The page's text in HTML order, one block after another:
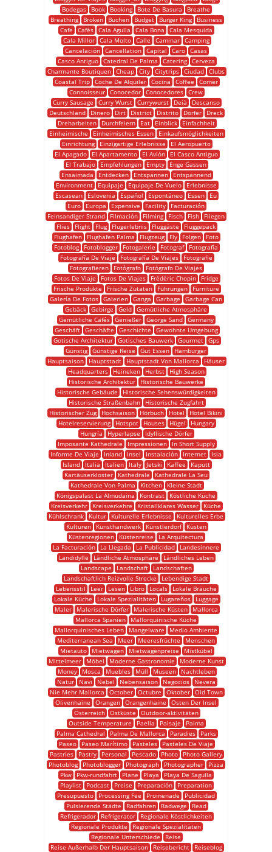
Bodegas
Book Booking Bote De Basura
Breathe
Breathing
Broken Buchen Budget Burger King
Business
Cafe
Cafés Cala Agulla Cala Bona
Cala Mesquida
Cala Millor
Cala Molto Calle Caminar
Camping
Cancelación Cancellation Capital Caro Casas
Casco Antiguo
Catedral De Palma Catering
Cerveza
Charmante Boutiquen Cheap City Citytrips Ciudad Clubs
Coastal Trip
Coche De Alquiler Cocina Coffee
Comer
Connoisseur Conocedor Conocedores Crew
Curry Sausage
Curry Wurst Currywurst Deià
Descanso
Deutschland
Dinero Dirt District Distrito Dörfer
Dreck
Dreharbeiten
Durchfeiern Eat Einblick
Einfachheit
Einheimische
Einheimisches Essen
Einkaufsmöglichkeiten
Einrichtung
Einzigartige Erlebnisse
El Aeropuerto
El Apagado
El Apartamento El Avión
El Casco Antiguo
El Trabajo
Empfehlungen Empty
Enge Gassen
Ensaimada
Entdecken Entspannen
Entspannend
Environment
Equipaje Equipaje De Vuelo
Erlebnisse
Escasean
Eslovenia Español Espontáneo Essen
Eu
Euro
Europa Expensive Facility
Facturación
Feinsandiger Strand
Filmación Filming Fisch Fish
Fliegen
Flies
Flight Flug Flugerlebnis Fluggäste
Fluggepäck
Flughafen
Flughafen Palma Flugzeug Fly Folgen
Foto
Fotoblog
Fotoblogger Fotogalerie Fotograf
Fotografía
Fotografía De Viaje
Fotografía De Viajes
Fotografie
Fotografieren
Fotógrafo
Fotógrafo De Viajes
Fotos De Viaje
Fotos De Viajes Frédéric Chopin
Fridge
Frische Produkte
Frische Zutaten Führungen
Furniture
Galería De Fotos Galerien Ganga Garbage
Garbage Can
Gebäck Gebirge Geld Gemütliche Atmosphäre
Gemütliche Cafés
Genießer George Sand
Germany
Geschäft
Geschäfte Geschichte
Gewohnte Umgebung
Gotische Architektur
Gotisches Bauwerk Gourmet
Gps
Günstig Günstige Reise Gut Essen
Hamburger
Hauptsaison
Hauptstadt Hauptstadt Von Mallorca
Häuser
Headquarters
Heineken Herbst
High Season
Historische Architektur
Historische Bauwerke
Historische Gebäude
Historische Sehenswürdigkeiten
Historische Straßenbahn
Historische Zugfahrt
Historischer Zug
Hochsaison Hörbuch Hotel
Hotel Bikini
Hotelreservierung
Hotspot Houses Hügel
Hungary
Hungría
Hyperlapse
Idyllische Dörfer
Imposante Kathedrale
Impressionen
In Short Supply
Informe De Viaje
Inland Insel Instalación Internet
Isla
Island
Italia Italien Italy Jetski Kaffee
Kaputt
Kartäuserkloster
Kathedrale
Kathedrale La Seu
Kathedrale Von Palma
Kitchen
Kleine Stadt
Königspalast La Almudaina
Kontrast
Köstliche Küche
Kreisverkehr
Kreisverkehre Kristallklares Wasser
Küche
Kühlschrank
Kultur Kulturelle Erlebnisse
Kulturelles Erbe
Kulturen
Kunsthandwerk Künstlerdorf
Küsten
Küstenregionen
Küstenreise
La Arquitectura
La Facturación
La Llegada La Publicidad
Landesinnere
Landidylle
Ländliche Atmosphäre
Ländliches Leben
Landscape
Landschaft
Landschaften
Landschaftlich Reizvolle Strecke
Lebendige Stadt
Lebensstil
Leer Lesen Libro Locals
Lokale Bräuche
Lokale Küche
Lokale Spezialitäten Lugareños
Luggage
Maler
Malerische Dörfer Malerische Küsten
Mallorca
Mallorca Spanien
Mallorquinische Küche
Mallorquinisches Leben
Mangelware
Medio Ambiente
Mediterranean Sea
Meer Meeresfrüchte
Menschen
Mietauto
Mietwagen Mietwagenpreise
Mistkübel
Mittelmeer
Möbel Moderne Gastronomie
Moderne Kunst
Money
Mosca Muebles Müll Museen
Nachtleben
Natur
Navi Nebel Nebensaison Negocios
Nevera
Nie Mehr Mallorca
October Octubre Oktober
Old Town
Olivenhaine
Orangen Orangenhaine
Osten Der Insel
Österreich
Ostküste
Outdoor-aktivitäten
Outside Temperature
Paella Paisaje
Palma
Palma Cathedral
Palma De Mallorca Paradies
Parks
Paseo
Paseo Marítimo Pasteles
Pasteles De Viaje
Pastries
Pastry Personal Pescado Photo
Photo Gallery
Photoblog
Photoblogger Photograph Photographer
Pizza
Pkw
Pkw-rundfahrt Plane Playa
Playa De Sagulla
Playlist
Podcast Preise Preparación
Preparation
Presupuesto
Processing Fee Promenade
Publicidad
Pulsierende Städte
Radfahren Radwege
Read
Refrigerador
Refrigerator
Regionale Köstlichkeiten
Regionale Produkte
Regionale Spezialitäten
Regionale Unterschiede
Reise
Reise Außerhalb Der Hauptsaison
Reisebericht
Reiseblog